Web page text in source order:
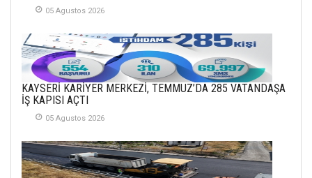
SEMRA ŞAHİN
KENDİNE UYANMAK
30 Temmuz 2026
İlgi Alanlarımız ve Biz
02 Ekim 2025
05 Agustos 2026
KAYSERİ KARİYER MERKEZİ, TEMMUZ’DA 285 VATANDAŞA
İŞ KAPISI AÇTI
05 Agustos 2026